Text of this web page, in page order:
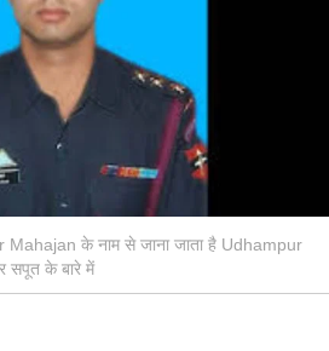
के नाम से जाना जाता है Udhampur
सपूत के बारे में